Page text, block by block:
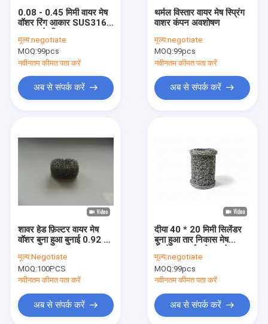
0.08 - 0.45 मिमी वायर मेष
वॉशर रिंग आकार SUS316L
मूल्य:negotiate
MOQ:99pcs
नवीनतम कीमत पता करें
अब से संपर्क करें
थर्मल विस्तार वायर मेष स्प्रिंग
वाशर कंपन अवशोषण
मूल्य:negotiate
MOQ:99pcs
नवीनतम कीमत पता करें
अब से संपर्क करें
शावर हेड फ़िल्टर वायर मेष
वॉशर बुना हुआ बुनाई 0.92 इंच
मूल्य:Negotiate
MOQ:100PCS
नवीनतम कीमत पता करें
अब से संपर्क करें
दीया 40 * 20 मिमी सिलेंडर
बुना हुआ तार निकास मेष
प्रतिरोधी
मूल्य:negotiate
MOQ:99pcs
नवीनतम कीमत पता करें
अब से संपर्क करें